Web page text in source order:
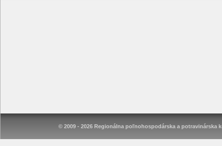
© 2009 - 2026 Regionálna poľnohospodárska a potravinárska